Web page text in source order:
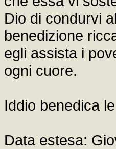
Dio di condurvi
benedizione
egli assista i
ogni cuore.
Iddio benedica
Data estesa: